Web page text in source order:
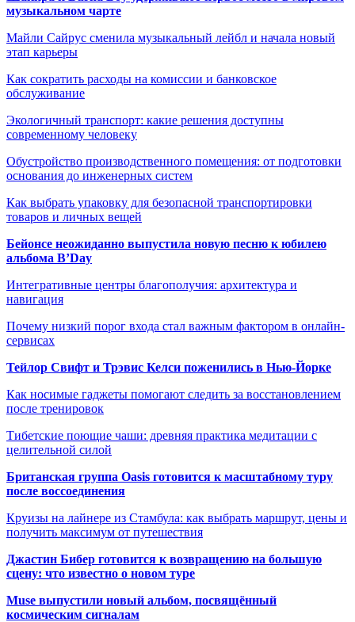
музыкальном чарте
Майли Сайрус сменила музыкальный лейбл и начала новый
этап карьеры
Как сократить расходы на комиссии и банковское
обслуживание
Экологичный транспорт: какие решения доступны
современному человеку
Обустройство производственного помещения: от подготовки
основания до инженерных систем
Как выбрать упаковку для безопасной транспортировки
товаров и личных вещей
Бейонсе неожиданно выпустила новую песню к юбилею
альбома B’Day
Интегративные центры благополучия: архитектура и
навигация
Почему низкий порог входа стал важным фактором в онлайн-
сервисах
Тейлор Свифт и Трэвис Келси поженились в Нью-Йорке
Как носимые гаджеты помогают следить за восстановлением
после тренировок
Тибетские поющие чаши: древняя практика медитации с
целительной силой
Британская группа Oasis готовится к масштабному туру
после воссоединения
Круизы на лайнере из Стамбула: как выбрать маршрут, цены и
получить максимум от путешествия
Джастин Бибер готовится к возвращению на большую
сцену: что известно о новом туре
Muse выпустили новый альбом, посвящённый
космическим сигналам